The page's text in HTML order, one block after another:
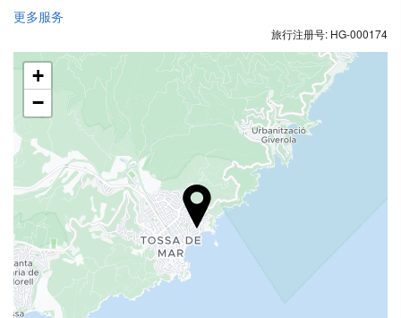
单点餐厅
内部咖啡店
接待服务
24小时前台
行李寄存
游泳池
游泳池
停车
更多服务
旅行注册号: HG-000174
+
−